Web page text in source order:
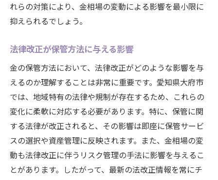
れらの対策により、金相場の変動による影響を最小限に
抑えられるでしょう。
法律改正が保管方法に与える影響
金の保管方法において、法律改正がどのような影響を与
えるのか理解することは非常に重要です。愛知県大府市
では、地域特有の法律や規制が存在するため、これらの
変化に柔軟に対応する必要があります。特に、保管に関
する法律が改正されると、その影響は即座に保管サービ
スの選択や資産管理に反映されます。また、金相場の変
動も法律改正に伴うリスク管理の手法に影響を与えるこ
とがあります。したがって、最新の法改正情報を常にチ